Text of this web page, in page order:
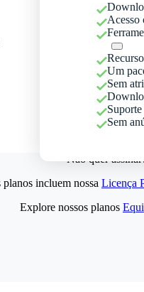
Acesso
Um
Sem
Sem
Não quer
planos incluem nossa Licença
Explore nossos planos